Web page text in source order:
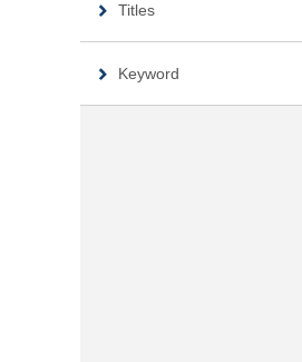
Titles
Keyword